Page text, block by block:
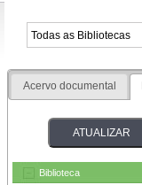
Acervo documental
Biblioteca